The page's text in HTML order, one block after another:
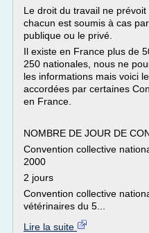
Le droit du travail ne
chacun est soumis à cas
publique ou le privé.
Il existe en France plus de
250 nationales, nous ne
les informations mais voici
accordées par certaines
en France.
NOMBRE DE JOUR DE
Convention collective
2000
2 jours
Convention collective
vétérinaires du 5...
Lire la suite